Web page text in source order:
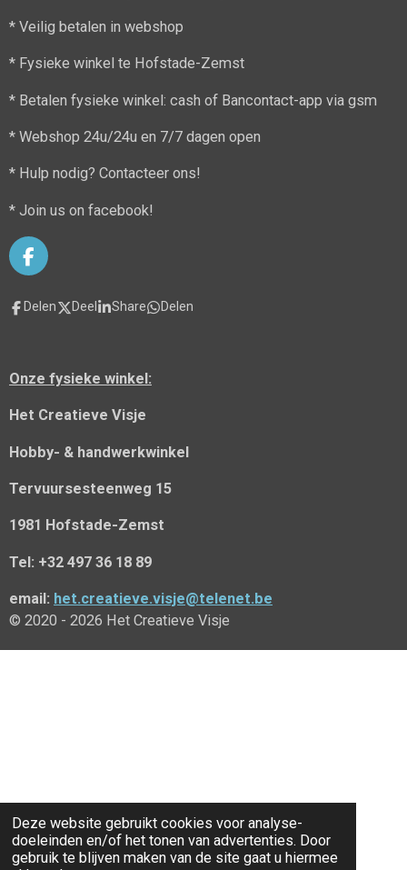
Deze website gebruikt cookies voor analyse-
doeleinden en/of het tonen van advertenties. Door
gebruik te blijven maken van de site gaat u hiermee
* Veilig betalen in webshop
* Fysieke winkel te Hofstade-Zemst
* Betalen fysieke winkel: cash of Bancontact-app via gsm
* Webshop 24u/24u en 7/7 dagen open
* Hulp nodig? Contacteer ons!
* Join us on facebook!
F
a
c
e
k
Delen Deel Share Delen
Onze fysieke winkel:
Het Creatieve Visje
Hobby- & handwerkwinkel
Tervuursesteenweg 15
1981 Hofstade-Zemst
Tel: +32 497 36 18 89
email: het.creatieve.visje@telenet.be
© 2020 - 2026 Het Creatieve Visje